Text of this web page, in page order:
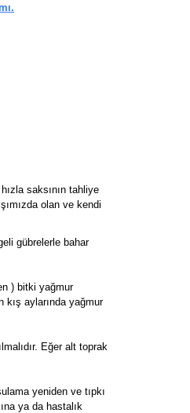
saksının tahliye
olan ve kendi
gübrelerle bahar
) bitki yağmur
kış aylarında yağmur
Eğer alt toprak
yeniden ve tıpkı
ya da hastalık